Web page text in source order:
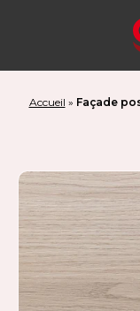
Accueil » Façade